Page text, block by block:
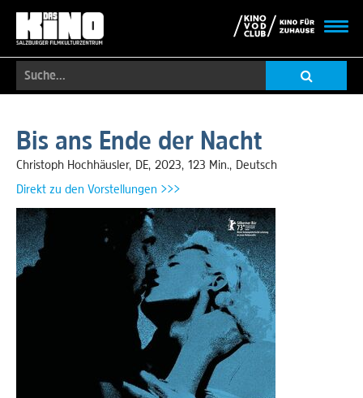
main
content
Suche...
Bis ans Ende der Nacht
Christoph Hochhäusler DE 2023 123 Min. Deutsch
Direkt zu den Vorstellungen >>>